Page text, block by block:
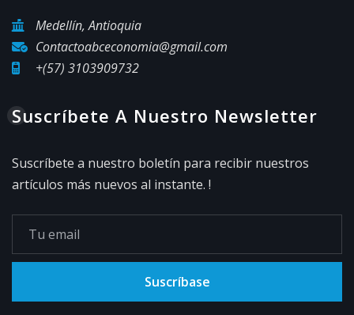
Medellín, Antioquia
Contactoabceconomia@gmail.com
Suscríbete a nuestro boletín para recibir nuestros
Suscríbase